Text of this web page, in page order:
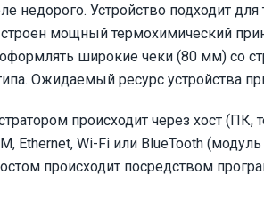
недорого. Устройство подходит
мощный термохимический
широкие чеки (80 мм) со
Ожидаемый ресурс устройства
происходит через хост (ПК,
Ethernet, Wi-Fi или BlueTooth
происходит посредством